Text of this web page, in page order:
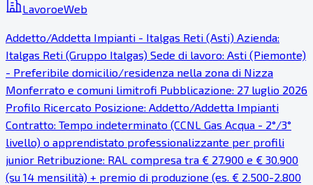
LavoroeWeb
Addetto/Addetta Impianti - Italgas Reti (Asti) Azienda:
Italgas Reti (Gruppo Italgas) Sede di lavoro: Asti (Piemonte)
- Preferibile domicilio/residenza nella zona di Nizza
Monferrato e comuni limitrofi Pubblicazione: 27 luglio 2026
Profilo Ricercato Posizione: Addetto/Addetta Impianti
Contratto: Tempo indeterminato (CCNL Gas Acqua - 2°/3°
livello) o apprendistato professionalizzante per profili
junior Retribuzione: RAL compresa tra € 27.900 e € 30.900
(su 14 mensilità) + premio di produzione (es. € 2.500-2.800